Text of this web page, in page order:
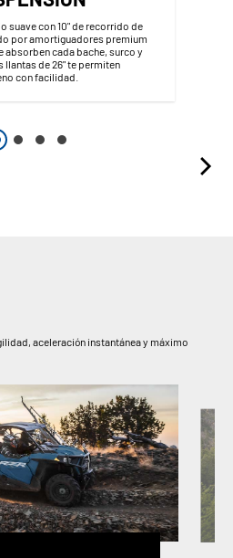
suave con 10" de recorrido de
por amortiguadores premium
absorben cada bache, surco y
llantas de 26" te permiten
con facilidad.
aceleración instantánea y máximo